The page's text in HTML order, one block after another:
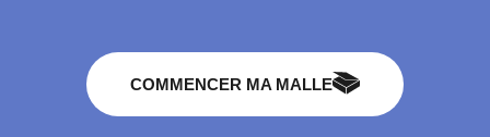
COMMENCER MA MALLE